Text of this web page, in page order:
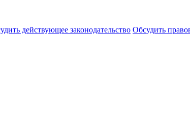
действующее законодательство Обсудить